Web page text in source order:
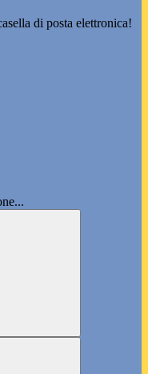
di posta elettronica!